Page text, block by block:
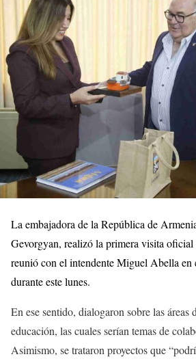
La embajadora de la República de
Gevorgyan, realizó la primera visita
reunió con el intendente Miguel Abella
durante este lunes.
En ese sentido, dialogaron sobre las áreas
educación, las cuales serían temas de
Asimismo, se trataron proyectos que